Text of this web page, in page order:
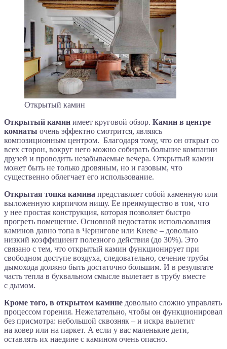
Открытый камин
Открытый камин имеет круговой обзор. Камин в центре
комнаты очень эффектно смотрится, являясь
композиционным центром. Благодаря тому, что он открыт со
всех сторон, вокруг него можно собирать большие компании
друзей и проводить незабываемые вечера. Открытый камин
может быть не только дровяным, но и газовым, что
существенно облегчает его использование.
Открытая топка камина представляет собой каменную или
выложенную кирпичом нишу. Ее преимущество в том, что
у нее простая конструкция, которая позволяет быстро
прогреть помещение. Основной недостаток использования
каминов давно топа в Чернигове или Киеве – довольно
низкий коэффициент полезного действия (до 30%). Это
связано с тем, что открытый камин функционирует при
свободном доступе воздуха, следовательно, сечение трубы
дымохода должно быть достаточно большим. И в результате
часть тепла в буквальном смысле вылетает в трубу вместе
с дымом.
Кроме того, в открытом камине довольно сложно управлять
процессом горения. Нежелательно, чтобы он функционировал
без присмотра: небольшой сквозняк – и искра вылетит
на ковер или на паркет. А если у вас маленькие дети,
оставлять их наедине с камином очень опасно.